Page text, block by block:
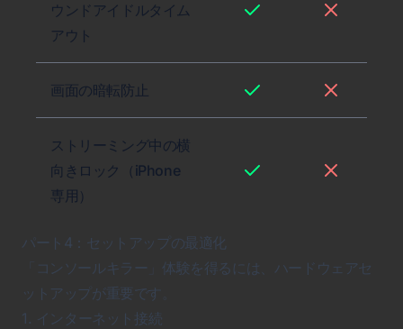
ウンドアイドルタイム
アウト
画面の暗転防止
ストリーミング中の横
向きロック（iPhone
専用）
パート4：セットアップの最適化
「コンソールキラー」体験を得るには、ハードウェアセ
ットアップが重要です。
1. インターネット接続